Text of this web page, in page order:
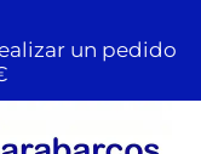
un pedido